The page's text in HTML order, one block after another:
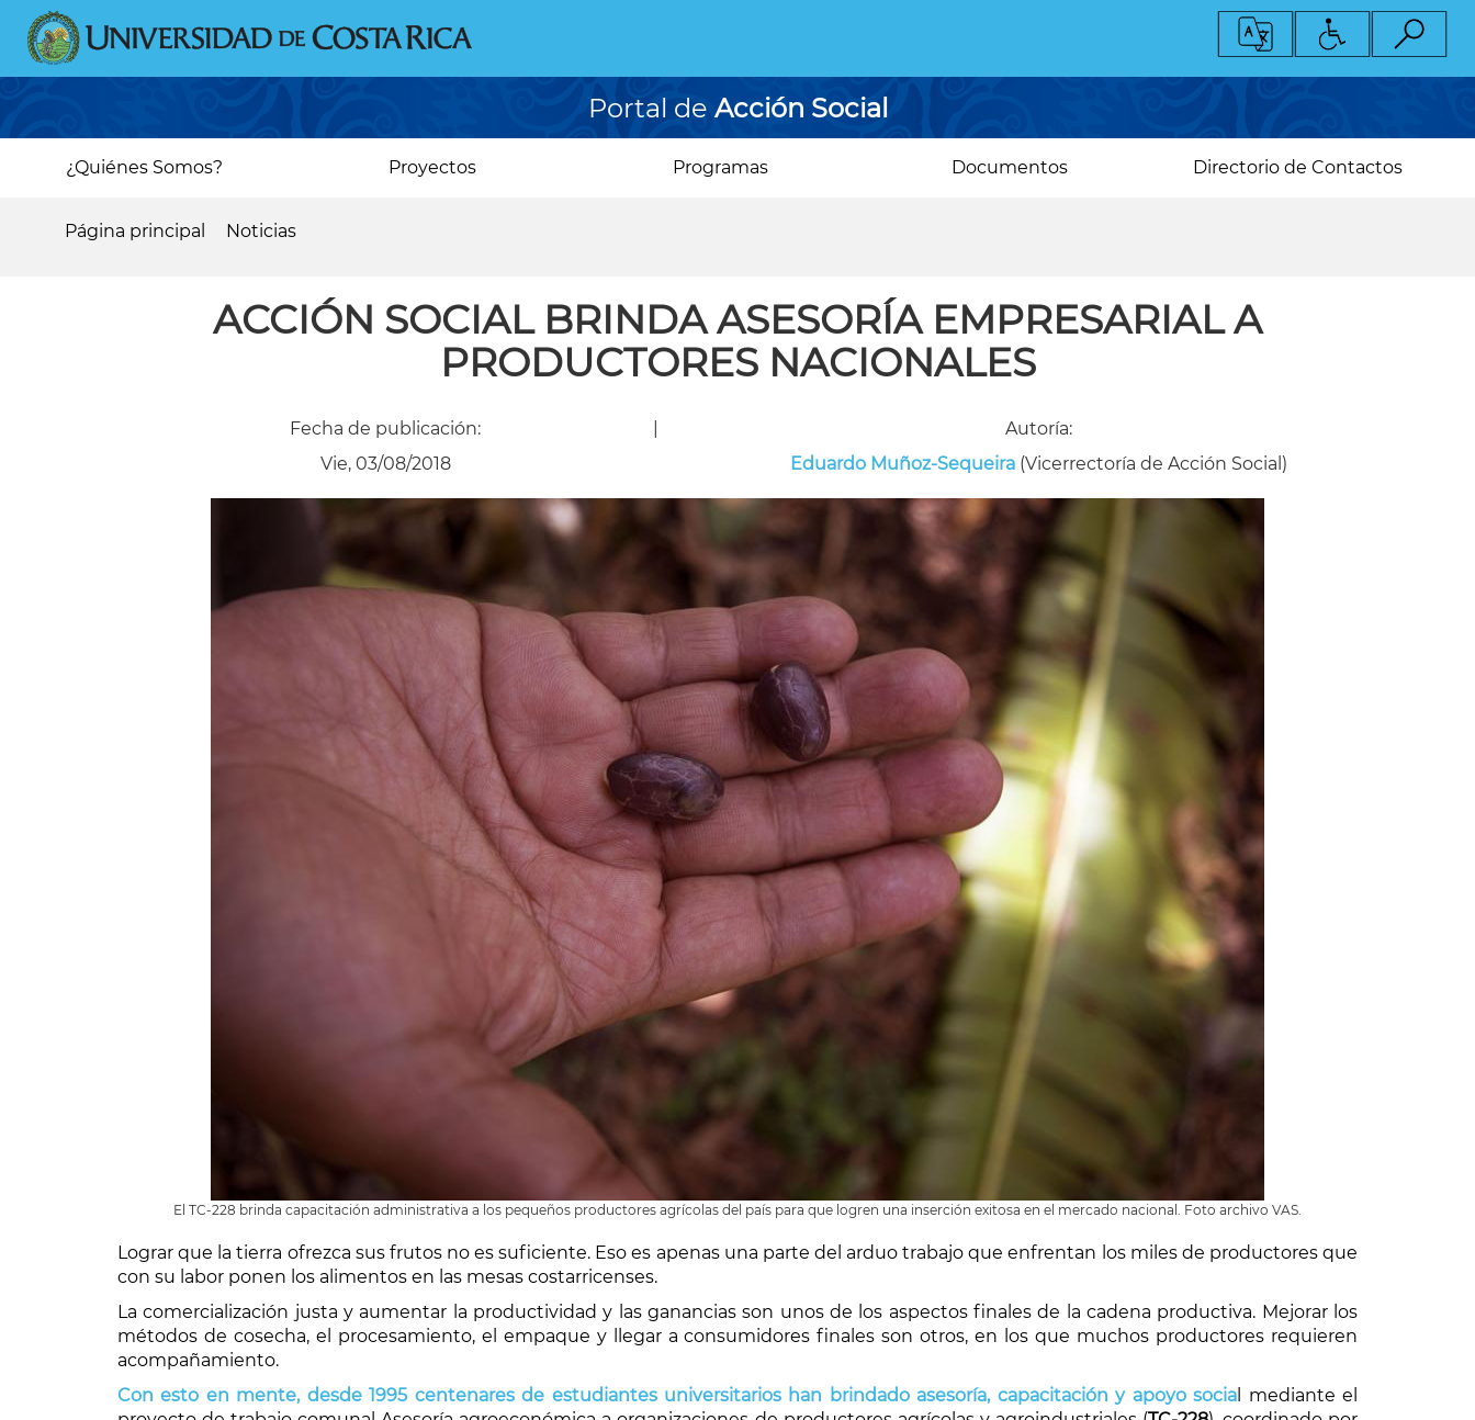
Pasar
contenido
principal
Portal de Acción Social
Main¿Quiénes Somos? Proyectos Programas Documentos Directorio de Contactos
Página principal Noticias
ACCIÓN SOCIAL BRINDA ASESORÍA EMPRESARIAL A
PRODUCTORES NACIONALES
Fecha de publicación:
Vie, 03/08/2018
Autoría:
Eduardo Muñoz-Sequeira (Vicerrectoría de Acción Social)
El TC-228 brinda capacitación administrativa a los pequeños productores agrícolas del país para que logren una inserción exitosa en el mercado nacional. Foto archivo VAS.
Lograr que la tierra ofrezca sus frutos no es suficiente. Eso es apenas una parte del arduo trabajo que enfrentan los miles de productores que
con su labor ponen los alimentos en las mesas costarricenses.
La comercialización justa y aumentar la productividad y las ganancias son unos de los aspectos finales de la cadena productiva. Mejorar los
métodos de cosecha, el procesamiento, el empaque y llegar a consumidores finales son otros, en los que muchos productores requieren
acompañamiento.
Con esto en mente, desde 1995 centenares de estudiantes universitarios han brindado asesoría, capacitación y apoyo socia l mediante el